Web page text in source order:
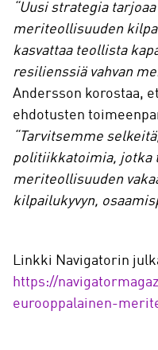
“Uusi strategia
meriteollisuuden
kasvattaa teollista
resilienssiä vahvan
Andersson korostaa,
ehdotusten
“Tarvitsemme
politiikkatoimia, jotka
meriteollisuuden
kilpailukyvyn,
Linkki Navigatorin
https://
eurooppalainen-